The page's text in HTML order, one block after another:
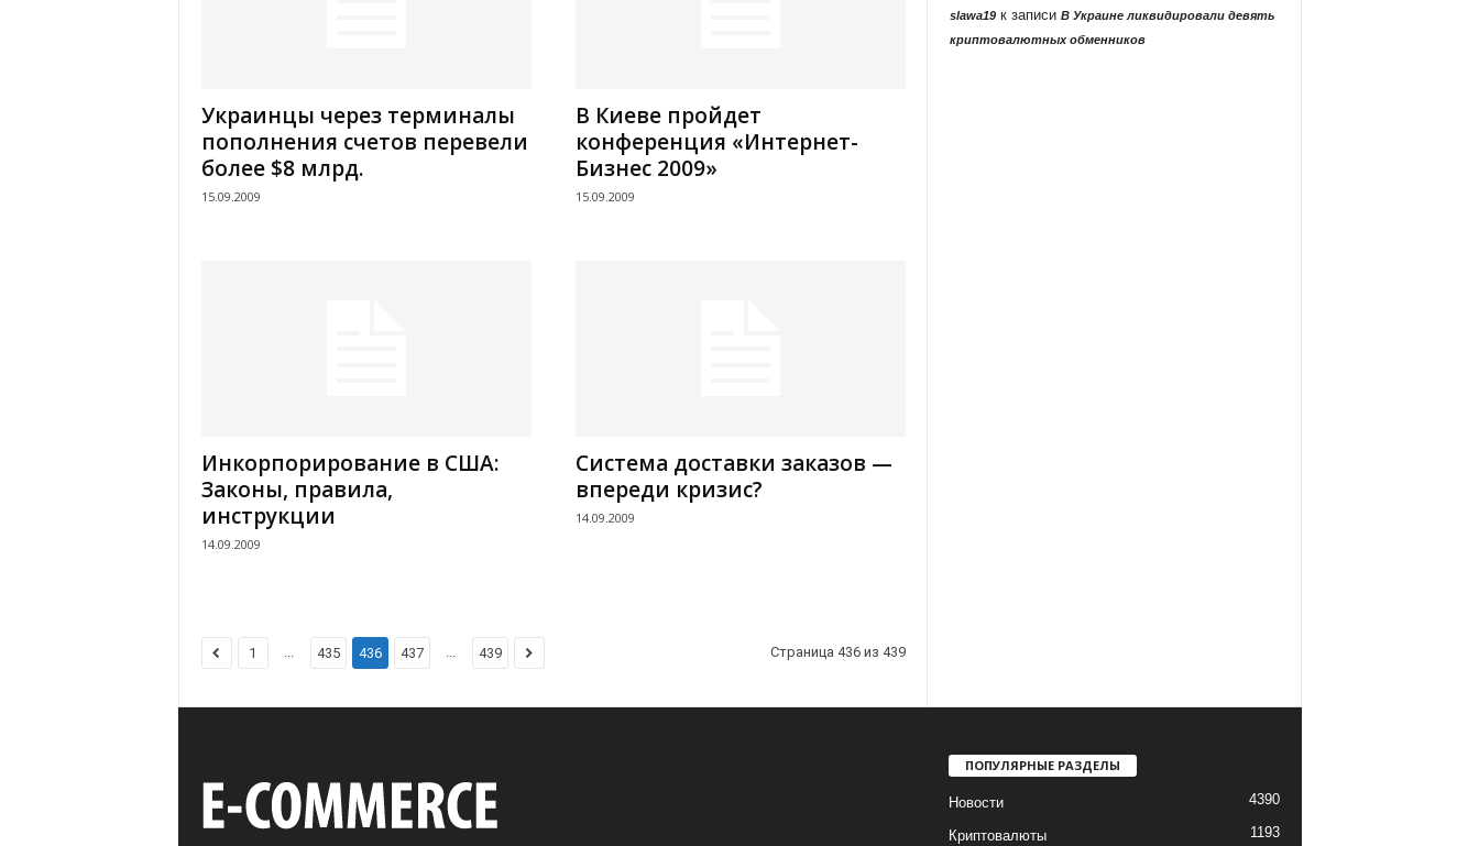
Украинцы через терминалы
пополнения счетов перевели
более $8 млрд.
15.09.2009
В Киеве пройдет
конференция «Интернет-
Бизнес 2009»
15.09.2009
Инкорпорирование в США:
Законы, правила,
инструкции
14.09.2009
Система доставки заказов —
впереди кризис?
14.09.2009
1 ... 435 436 437 ... 439 Страница 436 из 439
slawa19к записи В Украине ликвидировали девять
криптовалютных обменников
ПОПУЛЯРНЫЕ РАЗДЕЛЫ
Новости 4390
Криптовалюты 1193